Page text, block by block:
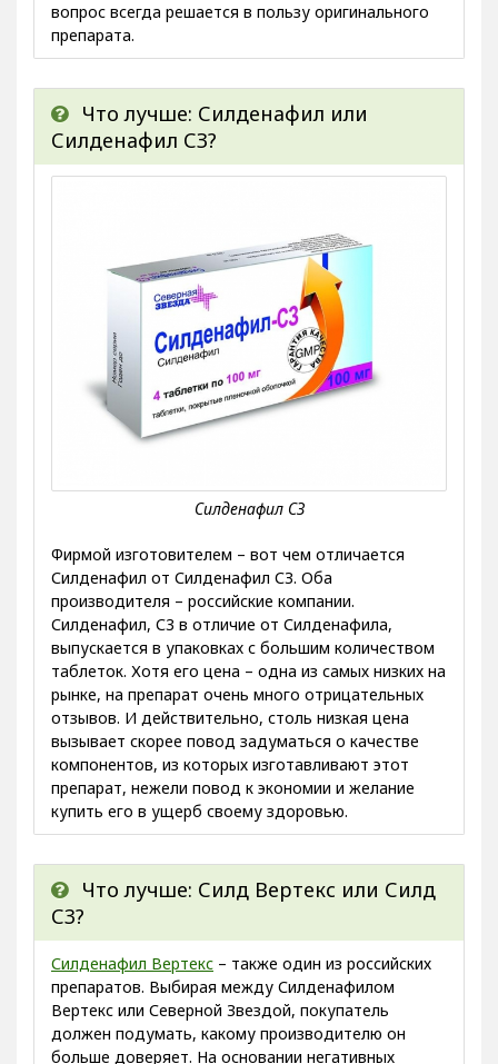
вопрос всегда решается в пользу оригинального
препарата.
Что лучше: Силденафил или
Силденафил СЗ?
Фирмой изготовителем – вот чем отличается
Силденафил от Силденафил СЗ. Оба
производителя – российские компании.
Силденафил, С3 в отличие от Силденафила,
выпускается в упаковках с большим количеством
таблеток. Хотя его цена – одна из самых низких на
рынке, на препарат очень много отрицательных
отзывов. И действительно, столь низкая цена
вызывает скорее повод задуматься о качестве
компонентов, из которых изготавливают этот
препарат, нежели повод к экономии и желание
купить его в ущерб своему здоровью.
Что лучше: Силд Вертекс или Силд
С3?
Силденафил Вертекс – также один из российских
препаратов. Выбирая между Силденафилом
Вертекс или Северной Звездой, покупатель
должен подумать, какому производителю он
больше доверяет. На основании негативных